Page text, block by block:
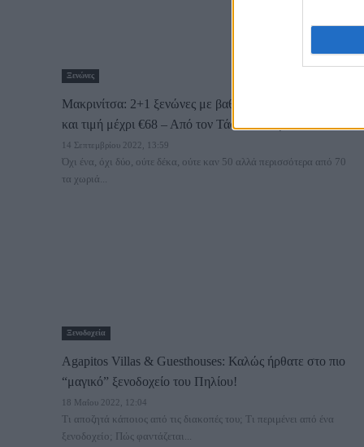
Ξενώνες
Μακρινίτσα: 2+1 ξενώνες με βαθμολογία πάνω από 9,5
και τιμή μέχρι €68 – Από τον Τάσο Δούση
14 Σεπτεμβρίου 2022, 13:59
Όχι ένα, όχι δύο, ούτε δέκα, ούτε καν 50 αλλά περισσότερα από 70
τα χωριά...
Ξενοδοχεία
Agapitos Villas & Guesthouses: Καλώς ήρθατε στο πιο
“μαγικό” ξενοδοχείο του Πηλίου!
18 Μαΐου 2022, 12:04
Τι αποζητά κάποιος από τις διακοπές του; Τι περιμένει από ένα
ξενοδοχείο; Πώς φαντάζεται...